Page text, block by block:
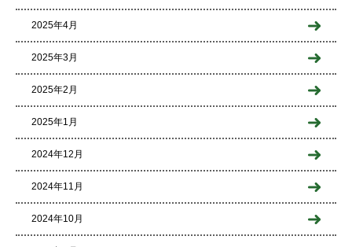
2025年4月
2025年3月
2025年2月
2025年1月
2024年12月
2024年11月
2024年10月